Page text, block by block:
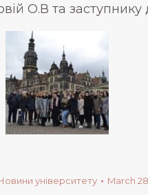
О.В та заступнику
університету March